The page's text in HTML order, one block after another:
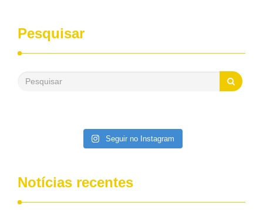
desenvolvimento dos seus municípios e, somente o ano
passado, essa Fundação distribuiu mais de três bilhões de
reais, com suas maravilhosas ações, dentre alas, mais de
saneamento básico, em pequenas comunidades rurais.
Patriota disse ainda que, mesmo sem mandato,
Pesquisar
Seguir no Instagram
Notícias recentes